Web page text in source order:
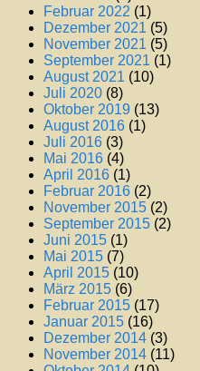
Februar 2022 (1)
Dezember 2021 (5)
November 2021 (5)
September 2021 (1)
August 2021 (10)
Juli 2020 (8)
Oktober 2019 (13)
August 2016 (1)
Juli 2016 (3)
Mai 2016 (4)
April 2016 (1)
Februar 2016 (2)
November 2015 (2)
September 2015 (2)
Juni 2015 (1)
Mai 2015 (7)
April 2015 (10)
März 2015 (6)
Februar 2015 (17)
Januar 2015 (16)
Dezember 2014 (3)
November 2014 (11)